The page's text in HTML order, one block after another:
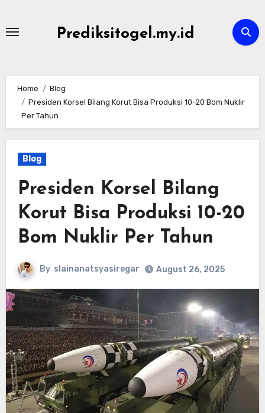
Prediksitogel.my.id
Home
Blog
Presiden Korsel Bilang Korut Bisa Produksi 10-20 Bom Nuklir
Per Tahun
Blog
Presiden Korsel Bilang
Korut Bisa Produksi 10-20
Bom Nuklir Per Tahun
By slainanatsyasiregar August 26, 2025